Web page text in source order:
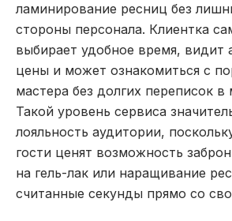
ламинирование ресниц без
стороны персонала. Клиентка
выбирает удобное время, видит
цены и может ознакомиться с
мастера без долгих переписок
Такой уровень сервиса
лояльность аудитории,
гости ценят возможность
на гель-лак или наращивание
считанные секунды прямо со